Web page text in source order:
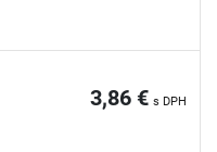
3,86 € s DPH